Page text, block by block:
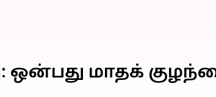
ஒன்பது மாதக்